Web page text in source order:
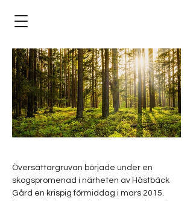
Översättargruvan började under en
skogspromenad i närheten av Hästbäck
Gård en krispig förmiddag i mars 2015.